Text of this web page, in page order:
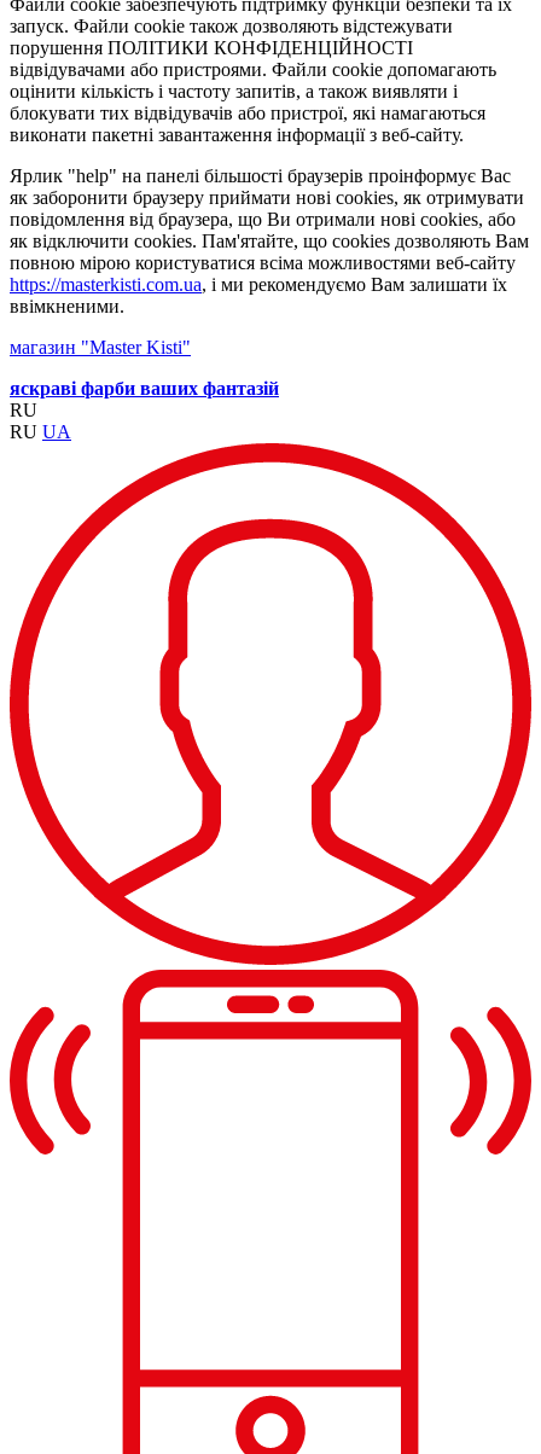
Файли cookie забезпечують підтримку функцій безпеки та їх
запуск. Файли cookie також дозволяють відстежувати
порушення ПОЛІТИКИ КОНФІДЕНЦІЙНОСТІ
відвідувачами або пристроями. Файли cookie допомагають
оцінити кількість і частоту запитів, а також виявляти і
блокувати тих відвідувачів або пристрої, які намагаються
виконати пакетні завантаження інформації з веб-сайту.
Ярлик "help" на панелі більшості браузерів проінформує Вас
як заборонити браузеру приймати нові cookies, як отримувати
повідомлення від браузера, що Ви отримали нові cookies, або
як відключити cookies. Пам'ятайте, що cookies дозволяють Вам
повною мірою користуватися всіма можливостями веб-сайту
https://masterkisti.com.ua, і ми рекомендуємо Вам залишати їх
ввімкненими.
магазин "Master Kisti"
яскраві фарби ваших фантазій
RU
RU UA